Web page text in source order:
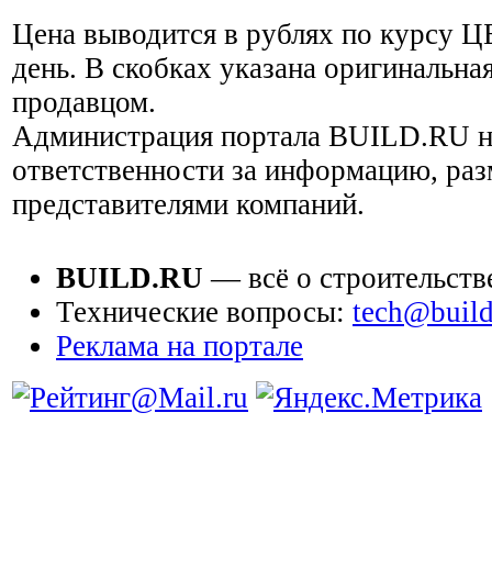
Цена выводится в рублях по курсу
день. В скобках указана
продавцом.
Администрация портала BUILD.RU
ответственности за информацию,
представителями компаний.
BUILD.RU — всё о
Технические вопросы:
Реклама на портале